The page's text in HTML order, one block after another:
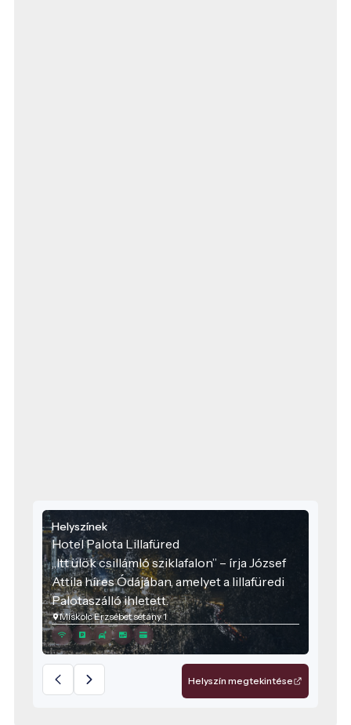
Helyszínek
Hotel Palota Lillafüred
„Itt ülök csillámló sziklafalon” – írja József
Attila híres Ódájában, amelyet a lillafüredi
Palotaszálló ihletett.
Miskolc Erzsébet sétány 1
Helyszín megtekintése